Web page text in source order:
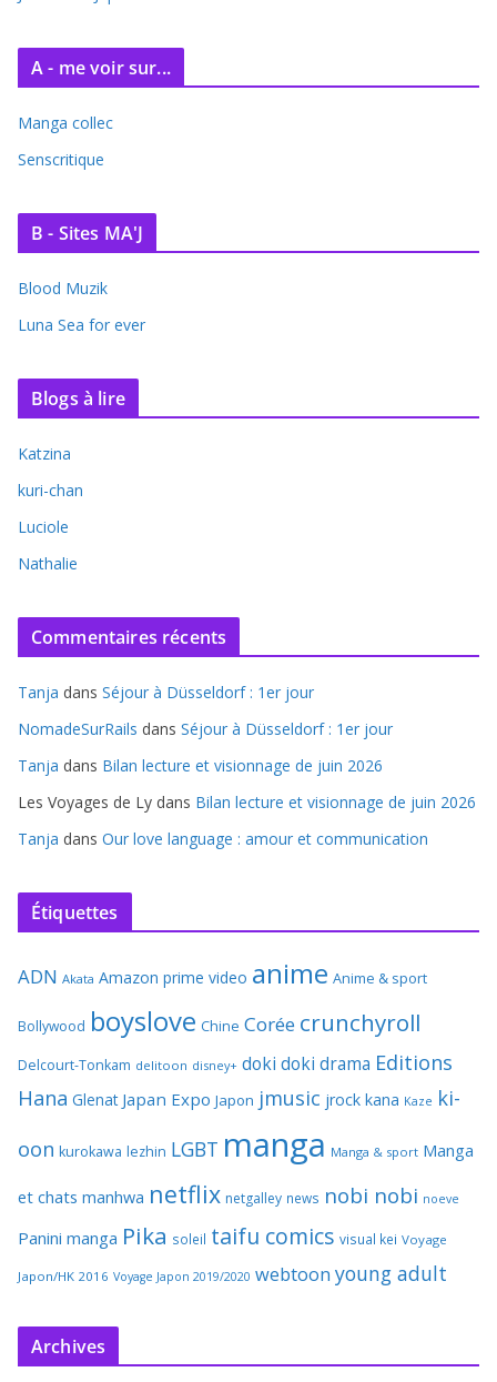
A - me voir sur...
Manga collec
Senscritique
B - Sites MA'J
Blood Muzik
Luna Sea for ever
Blogs à lire
Katzina
kuri-chan
Luciole
Nathalie
Commentaires récents
Tanja dans Séjour à Düsseldorf : 1er jour
NomadeSurRails dans Séjour à Düsseldorf : 1er jour
Tanja dans Bilan lecture et visionnage de juin 2026
Les Voyages de Ly dans Bilan lecture et visionnage de juin 2026
Tanja dans Our love language : amour et communication
Étiquettes
ADN Akata Amazon prime video anime Anime & sport
Bollywood boyslove Chine Corée crunchyroll
Delcourt-Tonkam delitoon disney+ doki doki drama Editions
Hana Glenat Japan Expo Japon jmusic jrock kana Kaze ki-
oon kurokawa lezhin LGBT manga Manga & sport Manga
et chats manhwa netflix netgalley news nobi nobi noeve
Panini manga Pika soleil taifu comics visual kei Voyage
Japon/HK 2016 Voyage Japon 2019/2020 webtoon young adult
Archives